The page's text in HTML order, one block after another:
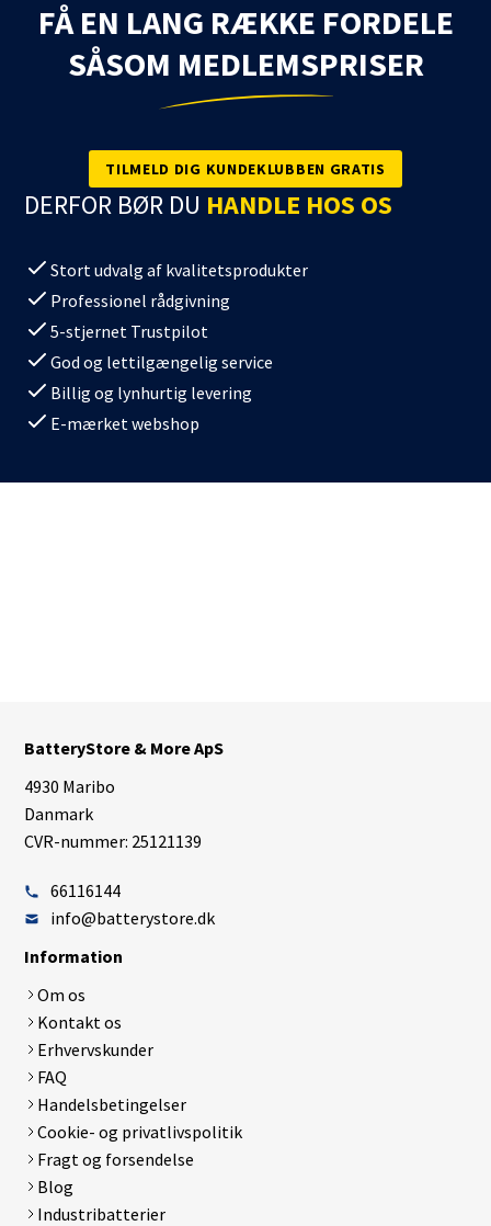
FÅ EN LANG RÆKKE FORDELE
SÅSOM MEDLEMSPRISER
TILMELD DIG KUNDEKLUBBEN GRATIS
DERFOR BØR DU HANDLE HOS OS
Stort udvalg af kvalitetsprodukter
Professionel rådgivning
5-stjernet Trustpilot
God og lettilgængelig service
Billig og lynhurtig levering
E-mærket webshop
BatteryStore & More ApS
4930 Maribo
Danmark
CVR-nummer: 25121139
66116144
info@batterystore.dk
Information
Om os
Kontakt os
Erhvervskunder
FAQ
Handelsbetingelser
Cookie- og privatlivspolitik
Fragt og forsendelse
Blog
Industribatterier